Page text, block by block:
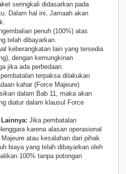
seringkali didasarkan pada
Dalam hal ini, Jamaah akan
penuh (100%) atas
telah dibayarkan.
keberangkatan lain yang tersedia
dengan kemungkinan
jika ada perbedaan.
terpaksa dilakukan
kahar (Force Majeure)
dalam Bab 11, maka akan
diatur dalam klausul Force
Jika pembatalan
karena alasan operasional
atau kesalahan dari pihak
biaya yang telah dibayarkan oleh
100% tanpa potongan